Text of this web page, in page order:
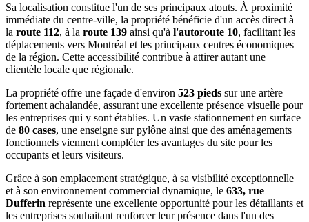
Sa localisation constitue l'un de ses principaux atouts. À proximité
immédiate du centre-ville, la propriété bénéficie d'un accès direct à
la route 112, à la route 139 ainsi qu'à l'autoroute 10, facilitant les
déplacements vers Montréal et les principaux centres économiques
de la région. Cette accessibilité contribue à attirer autant une
clientèle locale que régionale.
La propriété offre une façade d'environ 523 pieds sur une artère
fortement achalandée, assurant une excellente présence visuelle pour
les entreprises qui y sont établies. Un vaste stationnement en surface
de 80 cases, une enseigne sur pylône ainsi que des aménagements
fonctionnels viennent compléter les avantages du site pour les
occupants et leurs visiteurs.
Grâce à son emplacement stratégique, à sa visibilité exceptionnelle
et à son environnement commercial dynamique, le 633, rue
Dufferin représente une excellente opportunité pour les détaillants et
les entreprises souhaitant renforcer leur présence dans l'un des